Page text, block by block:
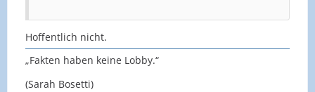
Hoffentlich nicht.
„Fakten haben keine Lobby.“
(Sarah Bosetti)